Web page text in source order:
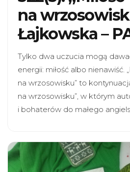
na
Łajkowska –
Tylko dwa uczucia mogą
energii: miłość albo nienawiść.
na wrzosowisku” to
na wrzosowisku”, w którym
i bohaterów do małego